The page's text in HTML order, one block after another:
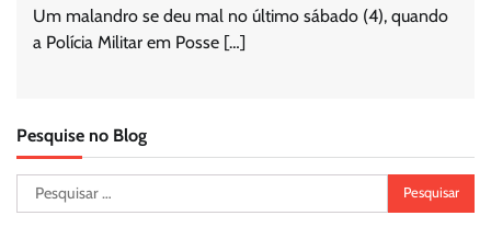
Um malandro se deu mal no último sábado (4), quando
a Polícia Militar em Posse […]
Pesquise no Blog
Pesquisar
por: